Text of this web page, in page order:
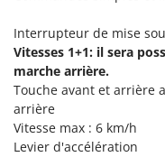
Mastercook
Masterpro
McCulloch
MCH
Michelin
Interrupteur de mise
Vitesses 1+1: il sera
marche arrière.
Touche avant et arrière
arrière
Vitesse max : 6 km/h
Levier d'accélération